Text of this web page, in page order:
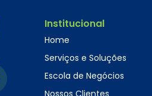
Institucional
Home
Serviços e Soluções
Escola de Negócios
Nossos Clientes